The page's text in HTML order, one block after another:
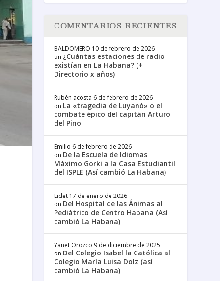
COMENTARIOS RECIENTES
BALDOMERO 10 de febrero de 2026
on ¿Cuántas estaciones de radio
existían en La Habana? (+
Directorio x años)
Rubén acosta 6 de febrero de 2026
on La «tragedia de Luyanó» o el
combate épico del capitán Arturo
del Pino
Emilio 6 de febrero de 2026
on De la Escuela de Idiomas
Máximo Gorki a la Casa Estudiantil
del ISPLE (Así cambió La Habana)
Lidet 17 de enero de 2026
on Del Hospital de las Ánimas al
Pediátrico de Centro Habana (Así
cambió La Habana)
Yanet Orozco 9 de diciembre de 2025
on Del Colegio Isabel la Católica al
Colegio María Luisa Dolz (así
cambió La Habana)